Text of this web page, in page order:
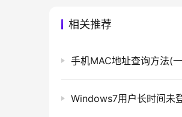
以上就是关于-常见问题
相关推荐